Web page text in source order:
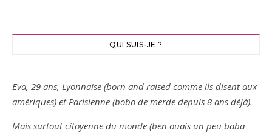
QUI SUIS-JE ?
Eva, 29 ans, Lyonnaise (born and raised comme ils disent aux
amériques) et Parisienne (bobo de merde depuis 8 ans déjà).
Mais surtout citoyenne du monde (ben ouais un peu baba